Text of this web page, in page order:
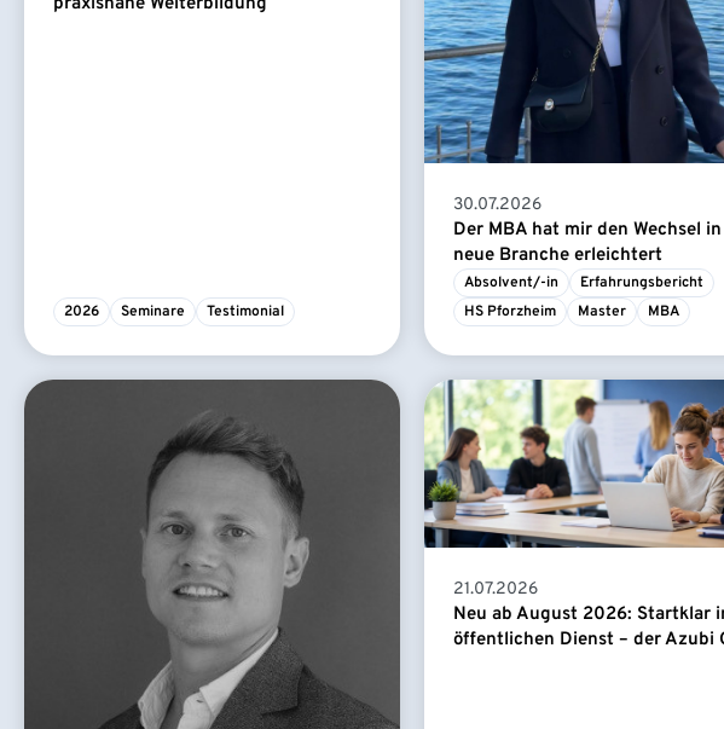
praxisnahe Weiterbildung
2026 Seminare Testimonial
30.07.2026
Der MBA hat mir den Wechsel
neue Branche erleichtert
Absolvent/-in
Erfahrungsbericht
HS Pforzheim
Master MBA
21.07.2026
Neu ab August 2026: Startklar
öffentlichen Dienst – der Azubi